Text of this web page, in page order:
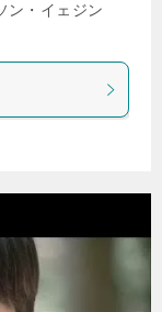
ン・イェジン